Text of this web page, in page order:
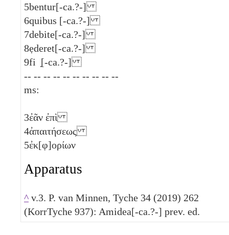
5bentur[-ca.?-]
6quibus [-ca.?-]
7debite[-ca.?-]
8ẹderet[-ca.?-]
9fi ̣[-ca.?-]
-- -- -- -- -- -- -- -- -- --
ms:
3ἐᾶν ἐπὶ
4ἀπαιτήσεως
5ἐκ[φ]ορίων
Apparatus
^ v.3. P. van Minnen, Tyche 34 (2019) 262
(KorrTyche 937): Amidea[-ca.?-] prev. ed.